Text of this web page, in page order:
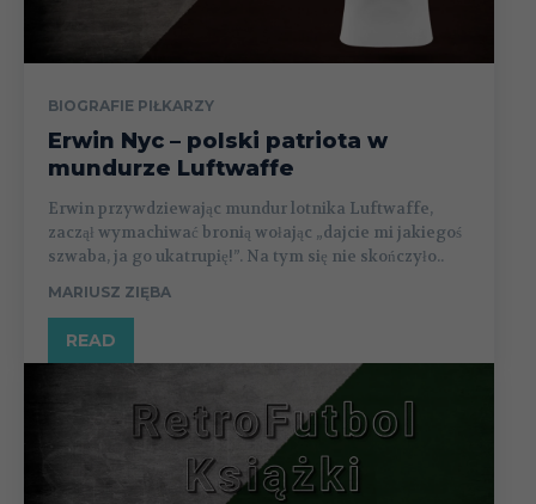
BIOGRAFIE PIŁKARZY
Erwin Nyc – polski patriota w
mundurze Luftwaffe
Erwin przywdziewając mundur lotnika Luftwaffe,
zaczął wymachiwać bronią wołając „dajcie mi jakiegoś
szwaba, ja go ukatrupię!”. Na tym się nie skończyło..
MARIUSZ ZIĘBA
READ